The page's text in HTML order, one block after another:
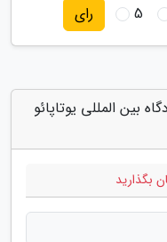
5 رای
بین المللی یوتاپائو
بگذارید